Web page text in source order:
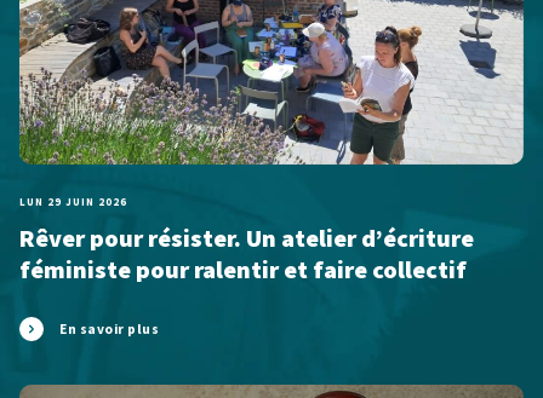
LUN 29 JUIN 2026
Rêver pour résister. Un atelier d’écriture
féministe pour ralentir et faire collectif
En savoir plus